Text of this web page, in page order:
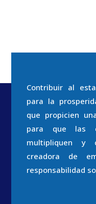
Contribuir al
para la
que propicien
para que las
multipliquen y
creadora de
responsabilidad